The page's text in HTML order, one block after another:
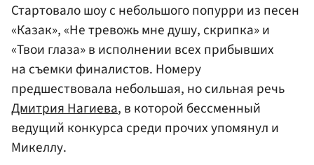
Стартовало шоу с небольшого попурри из песен
«Казак», «Не тревожь мне душу, скрипка» и
«Твои глаза» в исполнении всех прибывших
на съемки финалистов. Номеру
предшествовала небольшая, но сильная речь
Дмитрия Нагиева, в которой бессменный
ведущий конкурса среди прочих упомянул и
Микеллу.